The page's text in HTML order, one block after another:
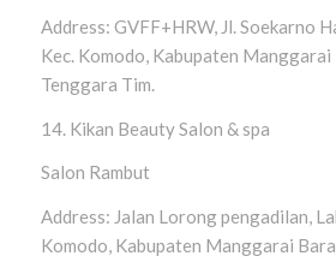
Address: GVFF+HRW, Jl. Soekarno
Kec. Komodo, Kabupaten Manggarai
Tenggara Tim.
14. Kikan Beauty Salon & spa
Salon Rambut
Address: Jalan Lorong pengadilan,
Komodo, Kabupaten Manggarai